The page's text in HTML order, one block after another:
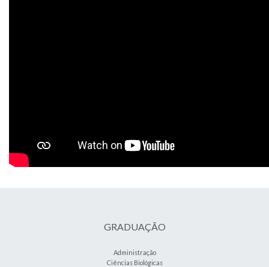
GRADUAÇÃO
Administração
Ciências Biológicas